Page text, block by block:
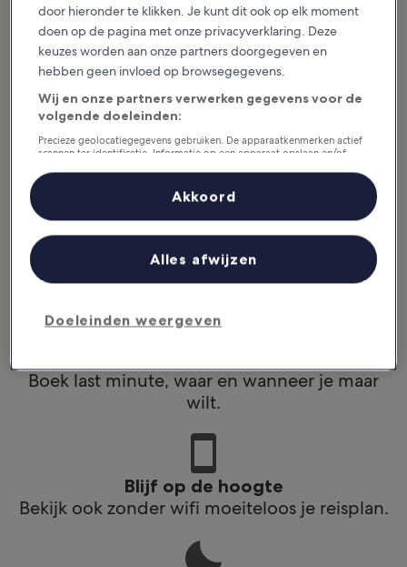
Redenen om onze app te
downloaden
Bespaar nog meer
Krijg kortingen op geselecteerde hotels in de
Boek last minute, waar en wanneer je maar
wilt.
Blijf op de hoogte
Bekijk ook zonder wifi moeiteloos je reisplan.
door hieronder te klikken. Je kunt dit ook op elk moment
doen op de pagina met onze privacyverklaring. Deze
keuzes worden aan onze partners doorgegeven en
hebben geen invloed op browsegegevens.
Wij en onze partners verwerken gegevens voor de
volgende doeleinden:
Precieze geolocatiegegevens gebruiken. De apparaatkenmerken actief
scannen ter identificatie. Informatie op een apparaat opslaan en/of
contentmetingen, doelgroepenonderzoek en ontwikkeling van
Doeleinden weergeven
Alles afwijzen
Akkoord